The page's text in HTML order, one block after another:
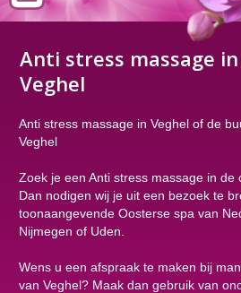
Anti stress massage
Veghel
Anti stress massage in Veghel of de
Veghel
Zoek je een Anti stress massage in de
Dan nodigen wij je uit een bezoek te
toonaangevende Oosterse spa van
Nijmegen of Uden.
Wens u een afspraak te maken bij
van Veghel? Maak dan gebruik van